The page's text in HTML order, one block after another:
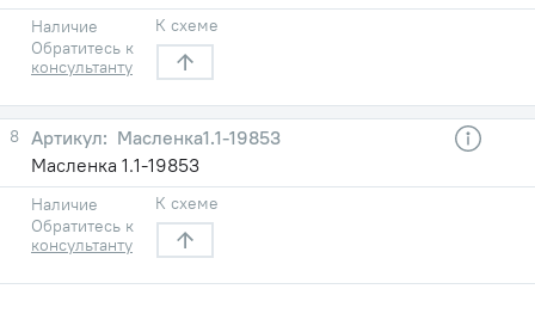
Наличие
Обратитесь к
консультанту
К схеме
8
Масленка1.1-19853
Масленка 1.1-19853
Наличие
Обратитесь к
консультанту
К схеме